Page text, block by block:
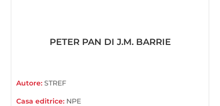
PETER PAN DI J.M. BARRIE
Autore:STREF
Casa editrice: NPE